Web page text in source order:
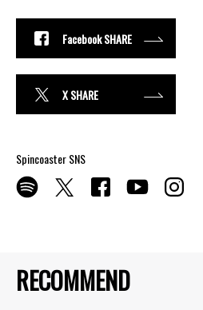
RECOMMEND
Facebook SHARE
X SHARE
Spincoaster SNS